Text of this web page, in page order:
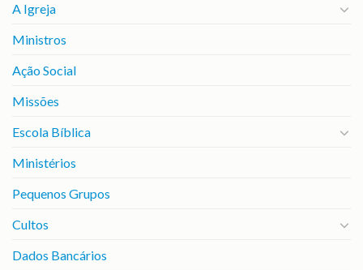
A Igreja
Ministros
Ação Social
Missões
Escola Bíblica
Ministérios
Pequenos Grupos
Cultos
Dados Bancários